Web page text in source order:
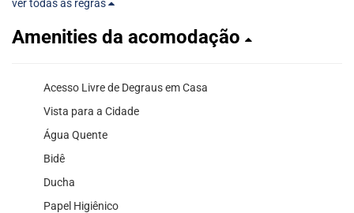
ver todas as regras
Amenities da acomodação
Acesso Livre de Degraus em Casa
Vista para a Cidade
Água Quente
Bidê
Ducha
Papel Higiênico